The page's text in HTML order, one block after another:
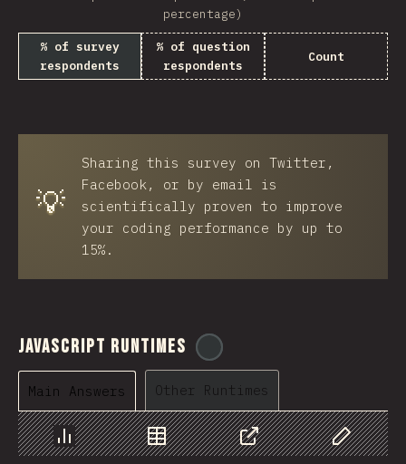
percentage)
% of survey
respondents
% of question
respondents
Count
💡
Sharing this survey on Twitter,
Facebook, or by email is
scientifically proven to improve
your coding performance by up to
15%.
JavaScript Runtimes
Main Answers Other Runtimes
Chart Data Share
Customize